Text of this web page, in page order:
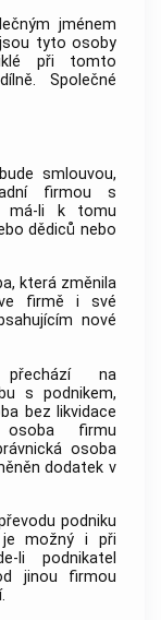
jménem
tyto osoby
při tomto
Společné
smlouvou,
firmou s
má-li k tomu
dědiců nebo
která změnila
firmě i své
nové
na
s podnikem,
bez likvidace
osoba firmu
osoba
dodatek v
podniku
je možný i při
li podnikatel
jinou firmou